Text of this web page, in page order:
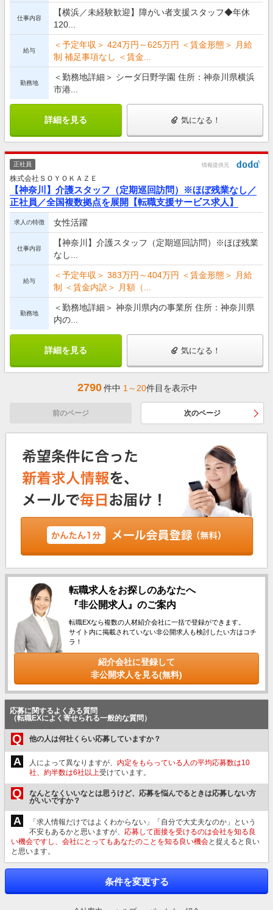
仕事内容
【横浜／未経験歓迎】障がい者支援スタッフ◆年休
120...
給与
＜予定年収＞ 424万円～625万円 ＜賃金形態＞ 月給
制 補足事項なし ＜賃金...
勤務地
＜勤務地詳細＞ シーダ日野学園 住所：神奈川県横浜
市港...
詳細を見る 気になる！
正社員 情報提供元
株式会社ＳＯＹＯＫＡＺＥ
【神奈川】介護スタッフ（定期巡回訪問）※ほぼ残業なし／
正社員／全国複数拠点を展開【転職支援サービス求人】
求人の特徴 女性活躍
仕事内容
【神奈川】介護スタッフ（定期巡回訪問）※ほぼ残業
なし...
給与
＜予定年収＞ 383万円～404万円 ＜賃金形態＞ 月給
制 ＜賃金内訳＞ 月額（...
勤務地
＜勤務地詳細＞ 神奈川県内の事業所 住所：神奈川県
内の...
詳細を見る 気になる！
2790件中 1～20件目を表示中
前のページ 次のページ
転職求人をお探しのあなたへ
『非公開求人』のご案内
転職EXなら複数の人材紹介会社に一括で登録ができます。
サイト内に掲載されていない非公開求人も検討したい方はコチ
ラ！
紹介会社に登録して
非公開求人を見る(無料)
応募に関するよくある質問
（転職EXによく寄せられる一般的な質問）
Q 他の人は何社くらい応募していますか？
A 人によって異なりますが、 内定をもらっている人の平均応募数は10
社、約半数は6社以上受けています。
Q
なんとなくいいなとは思うけど、応募を悩んでるときは応募しない方
がいいですか？
A
「求人情報だけではよくわからない」「自分で大丈夫なのか」という
不安もあるかと思いますが、 応募して面接を受けるのは会社を知る良
い機会ですし、会社にとってもあなたのことを知る良い機会と捉えると良い
と思います。
条件を変更する